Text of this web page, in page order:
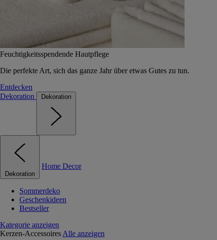
Feuchtigkeitsspendende Hautpflege
Die perfekte Art, sich das ganze Jahr über etwas Gutes zu tun.
Entdecken
Dekoration
Dekoration
Dekoration
Home Decor
Sommerdeko
Geschenkideen
Bestseller
Kategorie anzeigen
Kerzen-Accessoires Alle anzeigen